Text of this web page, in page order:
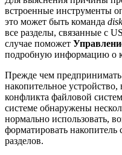
встроенные инструменты
это может быть команда
все разделы, связанные с
случае поможет
подробную информацию о
Прежде чем
накопительное
конфликта файловой
системе обнаружены
нормально использовать,
форматировать
разделов.